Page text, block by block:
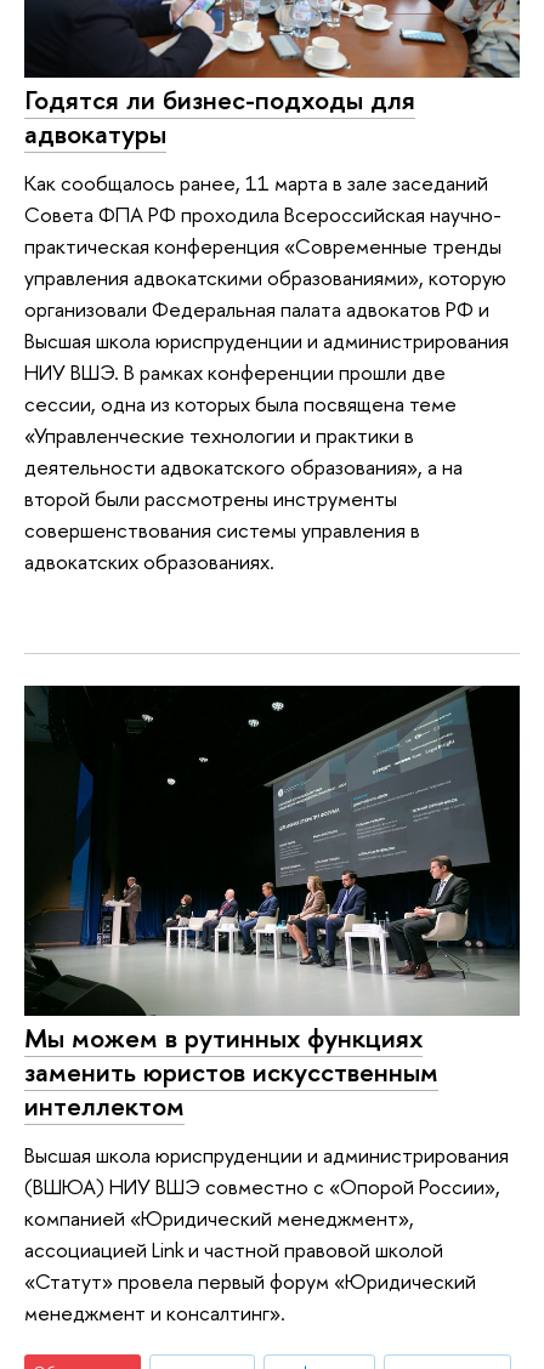
Годятся ли бизнес-подходы для
адвокатуры
Как сообщалось ранее, 11 марта в зале заседаний
Совета ФПА РФ проходила Всероссийская научно-
практическая конференция «Современные тренды
управления адвокатскими образованиями», которую
организовали Федеральная палата адвокатов РФ и
Высшая школа юриспруденции и администрирования
НИУ ВШЭ. В рамках конференции прошли две
сессии, одна из которых была посвящена теме
«Управленческие технологии и практики в
деятельности адвокатского образования», а на
второй были рассмотрены инструменты
совершенствования системы управления в
адвокатских образованиях.
Мы можем в рутинных функциях
заменить юристов искусственным
интеллектом
Высшая школа юриспруденции и администрирования
(ВШЮА) НИУ ВШЭ совместно с «Опорой России»,
компанией «Юридический менеджмент»,
ассоциацией Link и частной правовой школой
«Статут» провела первый форум «Юридический
менеджмент и консалтинг».